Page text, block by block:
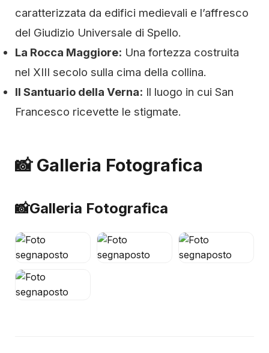
caratterizzata da edifici medievali e l’affresco
del Giudizio Universale di Spello.
La Rocca Maggiore: Una fortezza costruita
nel XIII secolo sulla cima della collina.
Il Santuario della Verna: Il luogo in cui San
Francesco ricevette le stigmate.
📸 Galleria Fotografica
📸Galleria Fotografica